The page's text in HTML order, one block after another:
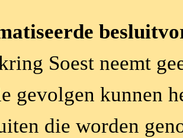
Soest neemt
gevolgen kunnen
die worden